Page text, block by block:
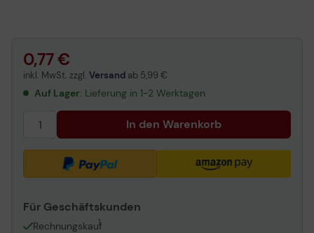
0,77 €
inkl. MwSt. zzgl. Versand ab 5,99 €
Auf Lager: Lieferung in 1-2 Werktagen
In den Warenkorb
Für Geschäftskunden
Rechnungskauf
1